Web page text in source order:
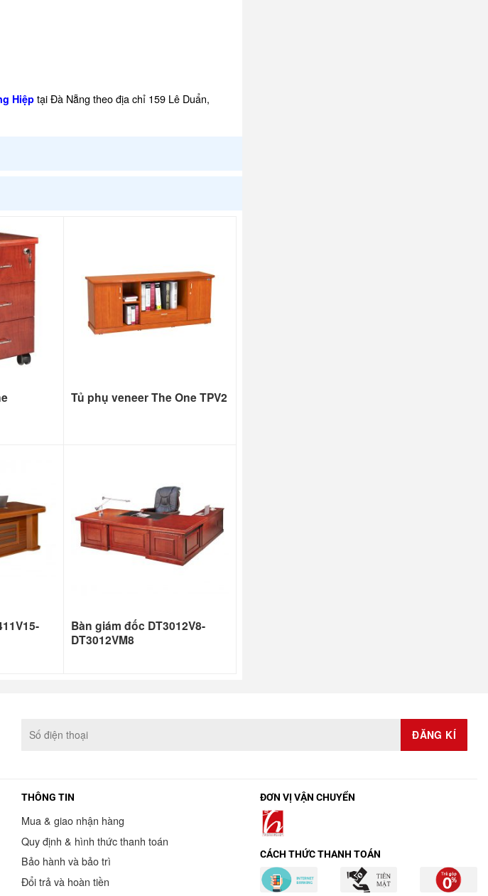
Hiệptại Đà Nẵng theo địa chỉ 159 Lê Duẩn,
Tủ phụ veneer The One TPV2
Bàn giám đốc DT3012V8-
DT3012VM8
THÔNG TIN
Mua & giao nhận hàng
Quy định & hình thức thanh toán
Bảo hành và bảo trì
Đổi trả và hoàn tiền
ĐƠN VỊ VẬN CHUYỂN
CÁCH THỨC THANH TOÁN